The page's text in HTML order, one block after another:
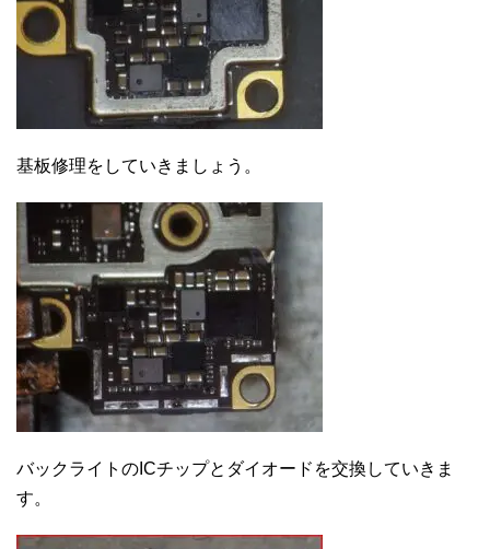
基板修理をしていきましょう。
バックライトのICチップとダイオードを交換していきま
す。